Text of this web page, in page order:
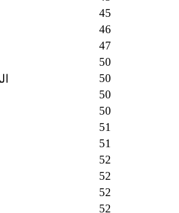
45
46
47
50
المادة
50
50
50
51
51
52
52
52
52